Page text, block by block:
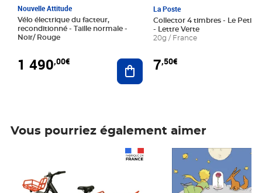
Nouvelle Attitude
Vélo électrique du facteur,
reconditionné - Taille normale -
Noir/ Rouge
1 490,00€ Ajouter au panier
La Poste
Collector 4 timbres - Le Petit
- Lettre Verte
20g / France
7,50€
Vous pourriez également aimer
Prix 7,50€